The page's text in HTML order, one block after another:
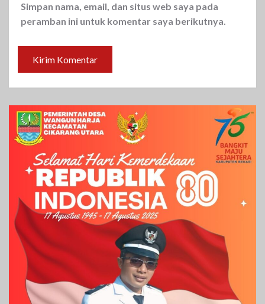
Simpan nama, email, dan situs web saya pada
peramban ini untuk komentar saya berikutnya.